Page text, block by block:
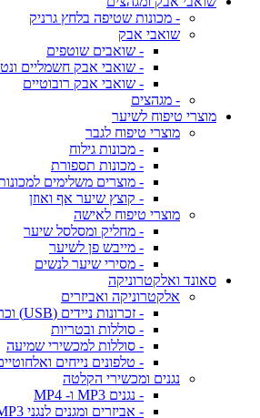
- מכונות שטיפה בלחץ גרניק
שואבי אבק
- שואבים שוטפים
- שואבי אבק חשמליים
- שואבי אבק רובוטיים
- מגהצים
מוצרי טיפוח לשיער
מוצרי טיפוח לגבר
- מכונות גילוח
- מכונות תספורת
- מוצרים משלימים
- קוצץ שיער אף ואוזן
מוצרי טיפוח לאישה
- מחליק ומסלסל שיער
- מייבש פן לשיער
- מסירי שיער לנשים
סאונד ואלקטרוניקה
אלקטרוניקה ואביזרים
- זכרונות ניידים (USB) וכרטיסי זיכרון
- סוללות ובטריות
- סוללות למכשירי שמיעה
- טלפונים נייחים
נגנים ומכשירי הקלטה
- נגנים MP3 ו- MP4
- אביזרים ומגנים לנגני MP3 ו- MP4